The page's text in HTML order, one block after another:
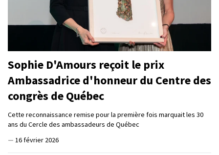
Sophie D'Amours reçoit le prix
Ambassadrice d'honneur du Centre des
congrès de Québec
Cette reconnaissance remise pour la première fois marquait les 30
ans du Cercle des ambassadeurs de Québec
— 16 février 2026